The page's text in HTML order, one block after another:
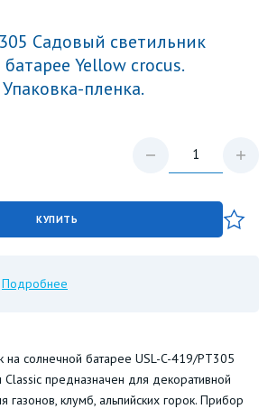
Yellow crocus.
пленка.
КУПИТЬ
Подробнее
на солнечной батарее USL-C-419/PT305
предназначен для декоративной
газонов, клумб, альпийских горок. Прибор